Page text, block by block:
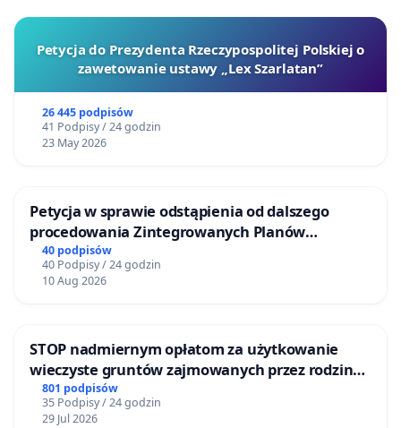
Petycja do Prezydenta Rzeczypospolitej Polskiej o
zawetowanie ustawy „Lex Szarlatan”
26 445 podpisów
41 Podpisy / 24 godzin
23 May 2026
Petycja w sprawie odstąpienia od dalszego
procedowania Zintegrowanych Planów
Inwestycyjnych „Myślenice – Barnasiówka” oraz
„Myślenice – Bukówka”
40 podpisów
40 Podpisy / 24 godzin
10 Aug 2026
STOP nadmiernym opłatom za użytkowanie
wieczyste gruntów zajmowanych przez rodzinne
ogrody działkowe.
801 podpisów
35 Podpisy / 24 godzin
29 Jul 2026